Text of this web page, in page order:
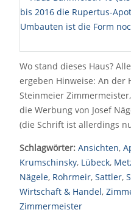
Wo stand dieses Haus?
ergeben Hinweise: An der
Steinmeier
die Werbung von Josef
(die Schrift ist allerdings
Schlagwörter: Ansichten,
Krumschinsky, Lübeck,
Nägele, Rohrmeir, Sattler,
Wirtschaft & Handel,
Zimmermeister